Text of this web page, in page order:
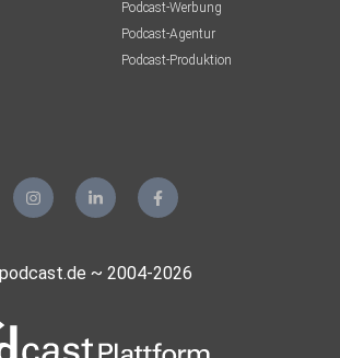
Podcast-Werbung
Podcast-Agentur
Podcast-Produktion
podcast.de ~ 2004-2026